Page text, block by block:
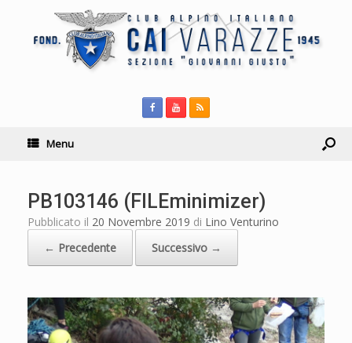
Menu
PB103146 (FILEminimizer)
Pubblicato il 20 Novembre 2019 di Lino Venturino
← Precedente
Successivo →